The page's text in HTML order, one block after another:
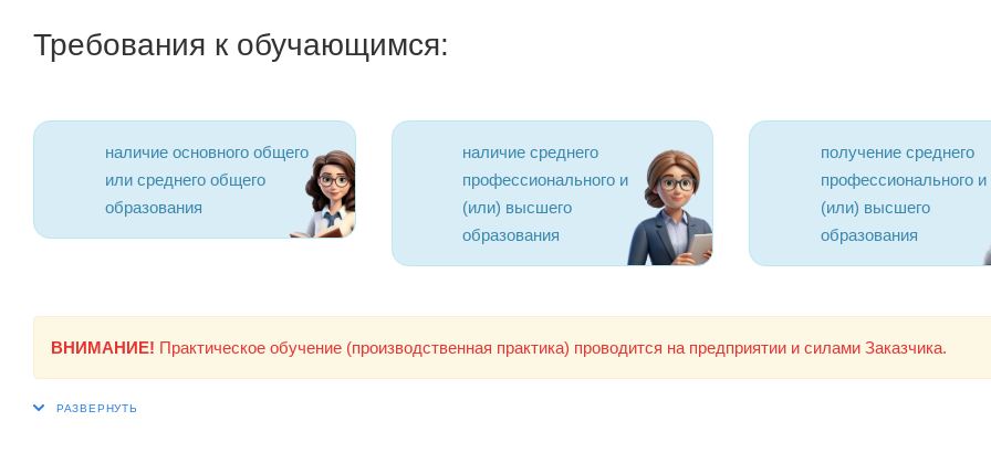
Требования к обучающимся:
наличие основного общего
или среднего общего
образования
наличие среднего
профессионального и
(или) высшего
образования
получение среднего
профессионального и
(или) высшего
образования
ВНИМАНИЕ! Практическое обучение (производственная практика) проводится на предприятии и силами Заказчика.